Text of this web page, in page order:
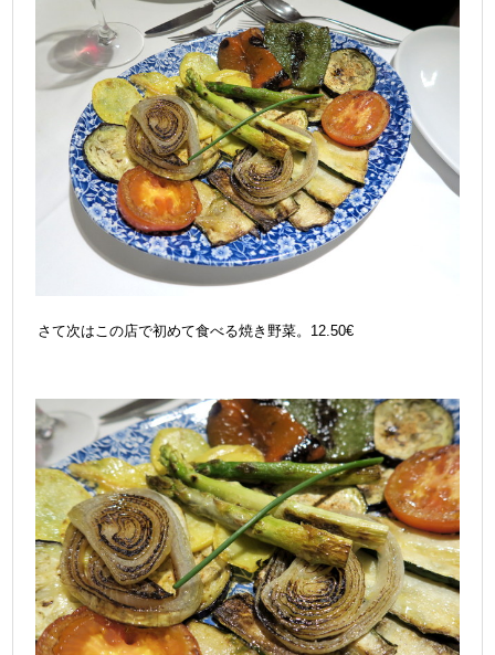
さて次はこの店で初めて食べる焼き野菜。12.50€